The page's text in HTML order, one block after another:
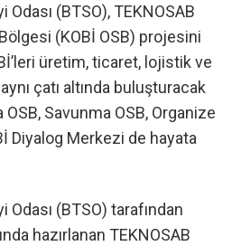
(BTSO), TEKNOSAB
(KOBİ OSB) projesini
üretim, ticaret, lojistik ve
çatı altında buluşturacak
OSB, Savunma OSB, Organize
Diyalog Merkezi de hayata
(BTSO) tarafından
hazırlanan TEKNOSAB